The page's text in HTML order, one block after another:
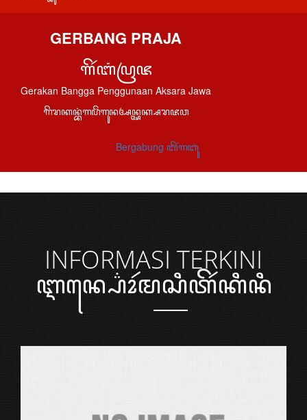
GERBANG PRAJA
ꦒꦼꦂꦧꦁꦥꦿꦗ
Gerakan Bangga Penggunaan Aksara Jawa
ꦒꦼꦫꦏꦤ꧀ꦧꦁꦒꦥꦼꦁꦒꦸꦤꦄꦤ꧀ꦄꦏ꧀ꦱꦫꦗꦮ
Bergabung ꦧꦼꦂꦒꦧꦸꦁ
INFORMASI TERKINI
ꦆꦤ꧀ꦥ꦳ꦺꦴꦂꦩꦱꦶꦠꦼꦂꦏꦶꦤꦶ